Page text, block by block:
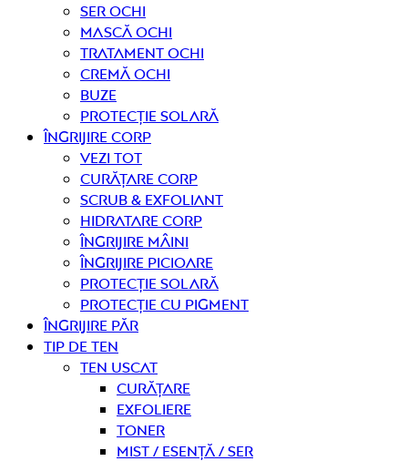
Ser ochi
Mască ochi
Tratament ochi
Cremă ochi
Buze
Protecție solară
Îngrijire CORP
Vezi tot
curățare corp
Scrub & exfoliant
Hidratare corp
Îngrijire mâini
Îngrijire picioare
Protecție solară
Protecție cu pigment
Îngrijire PĂR
TIP DE TEN
Ten uscat
curățare
Exfoliere
Toner
Mist / Esență / Ser